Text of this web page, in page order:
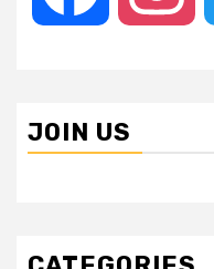
JOIN US